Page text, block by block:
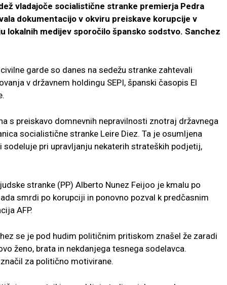
vladajoče socialistične stranke premierja Pedra
dokumentacijo v okviru preiskave korupcije v
lokalnih medijev sporočilo špansko sodstvo. Sanchez
garde so danes na sedežu stranke zahtevali
v državnem holdingu SEPI, španski časopis El
s preiskavo domnevnih nepravilnosti znotraj državnega
socialistične stranke Leire Diez. Ta je osumljena
pri upravljanju nekaterih strateških podjetij,
stranke (PP) Alberto Nunez Feijoo je kmalu po
smrdi po korupciji in ponovno pozval k predčasnim
AFP.
se je pod hudim političnim pritiskom znašel že zaradi
ženo, brata in nekdanjega tesnega sodelavca.
za politično motivirane.